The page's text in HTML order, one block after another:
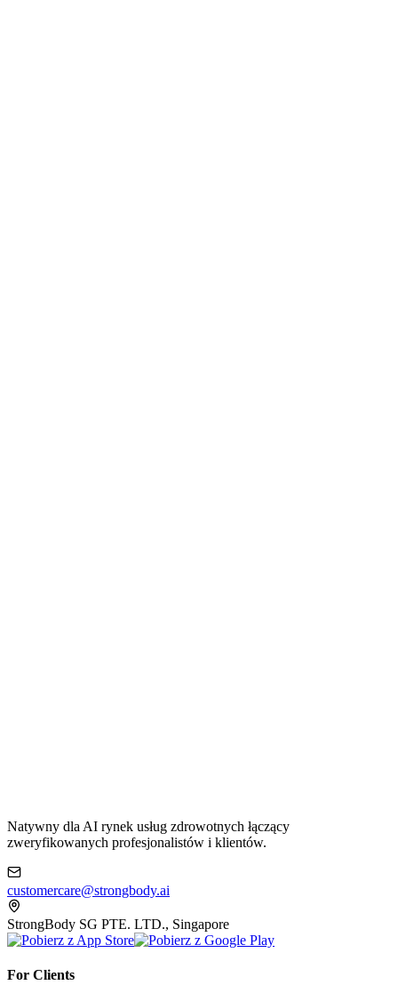
Natywny dla AI rynek usług zdrowotnych łączący
zweryfikowanych profesjonalistów i klientów.
customercare@strongbody.ai
StrongBody SG PTE. LTD., Singapore
For Clients